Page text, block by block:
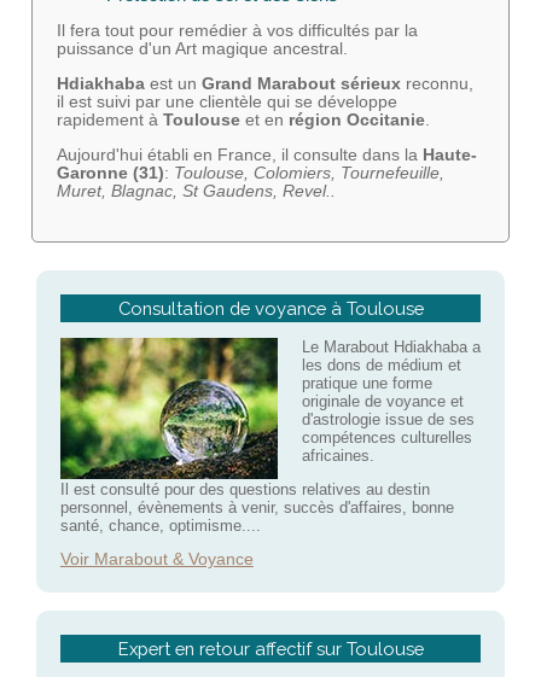
Il fera tout pour remédier à vos difficultés par la
puissance d'un Art magique ancestral.
Hdiakhaba est un Grand Marabout sérieuxreconnu,
il est suivi par une clientèle qui se développe
rapidement à Toulouseet en région Occitanie.
Aujourd'hui établi en France, il consulte dans la Haute-
Garonne (31): Toulouse, Colomiers, Tournefeuille,
Muret, Blagnac, St Gaudens, Revel..
Consultation de voyance à Toulouse
Le Marabout Hdiakhaba a
les dons de médium et
pratique une forme
originale de voyance et
d'astrologie issue de ses
compétences culturelles
africaines.
Il est consulté pour des questions relatives au destin
personnel, évènements à venir, succès d'affaires, bonne
santé, chance, optimisme....
Voir Marabout & Voyance
Expert en retour affectif sur Toulouse